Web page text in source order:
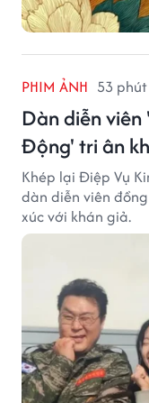
PHIM ẢNH 53
Dàn diễn
Động' tri ân
Khép lại Điệp Vụ
dàn diễn viên
xúc với khán giả.